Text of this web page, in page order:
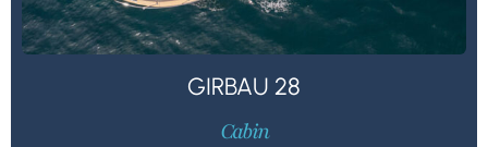
GIRBAU 28
Cabin